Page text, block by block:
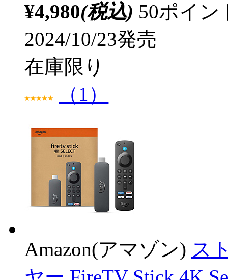
¥4,980(税込) 50ポイ
2024/10/23発売
在庫限り
（1）
Amazon(アマゾン) ス